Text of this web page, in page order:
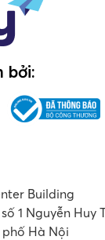
bởi:
Building
1 Nguyễn Huy
phố Hà Nội